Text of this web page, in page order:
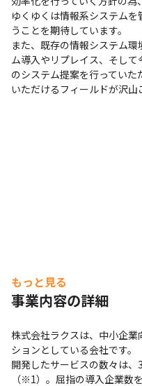
ゆくゆくは情報系システム
うことを期待しています。
また、既存の情報システム
ム導入やリプレイス、そし
のシステム提案を行ってい
いただけるフィールドが沢山
もっと見る
事業内容の詳細
株式会社ラクスは、中小企
ションとしている会社です。
開発したサービスの数々は
（※1）。屈指の導入企業数